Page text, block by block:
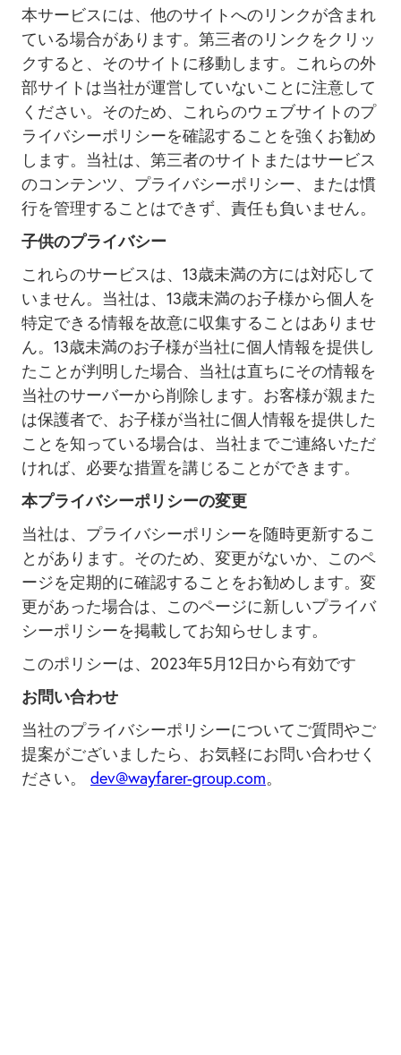
本サービスには、他のサイトへのリンクが含まれ
ている場合があります。第三者のリンクをクリッ
クすると、そのサイトに移動します。これらの外
部サイトは当社が運営していないことに注意して
ください。そのため、これらのウェブサイトのプ
ライバシーポリシーを確認することを強くお勧め
します。当社は、第三者のサイトまたはサービス
のコンテンツ、プライバシーポリシー、または慣
行を管理することはできず、責任も負いません。
子供のプライバシー
これらのサービスは、13歳未満の方には対応して
いません。当社は、13歳未満のお子様から個人を
特定できる情報を故意に収集することはありませ
ん。13歳未満のお子様が当社に個人情報を提供し
たことが判明した場合、当社は直ちにその情報を
当社のサーバーから削除します。お客様が親また
は保護者で、お子様が当社に個人情報を提供した
ことを知っている場合は、当社までご連絡いただ
ければ、必要な措置を講じることができます。
本プライバシーポリシーの変更
当社は、プライバシーポリシーを随時更新するこ
とがあります。そのため、変更がないか、このペ
ージを定期的に確認することをお勧めします。変
更があった場合は、このページに新しいプライバ
シーポリシーを掲載してお知らせします。
このポリシーは、2023年5月12日から有効です
お問い合わせ
当社のプライバシーポリシーについてご質問やご
提案がございましたら、お気軽にお問い合わせく
ださい。 dev@wayfarer-group.com。